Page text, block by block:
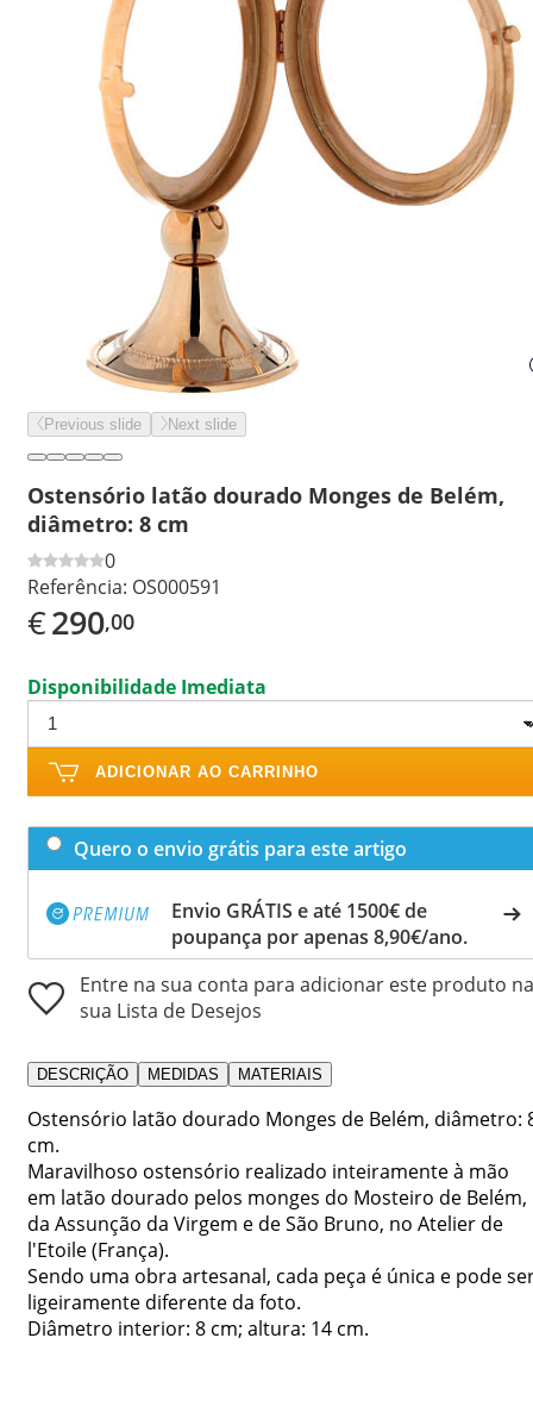
Previous slide Next slide
Ostensório latão dourado Monges de Belém,
diâmetro: 8 cm
0
Referência: OS000591
€290,00
Disponibilidade Imediata
ADICIONAR AO CARRINHO
Quero o envio grátis para este artigo
Envio GRÁTIS e até 1500€ de
poupança por apenas 8,90€/ano.
Entre na sua conta para adicionar este produto na
sua Lista de Desejos
DESCRIÇÃO MEDIDAS MATERIAIS
Ostensório latão dourado Monges de Belém, diâmetro:
cm.
Maravilhoso ostensório realizado inteiramente à mão
em latão dourado pelos monges do Mosteiro de Belém,
da Assunção da Virgem e de São Bruno, no Atelier de
l'Etoile (França).
Sendo uma obra artesanal, cada peça é única e pode
ligeiramente diferente da foto.
Diâmetro interior: 8 cm; altura: 14 cm.